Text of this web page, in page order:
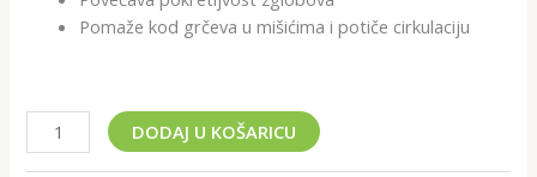
Pomaže kod grčeva u mišićima i potiče cirkulaciju
DODAJ U KOŠARICU